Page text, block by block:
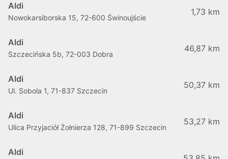
Aldi
Nowokarsiborska 15, 72-600 Świnoujście
1,73 km
Aldi
Szczecińska 5b, 72-003 Dobra
46,87 km
Aldi
Ul. Sobola 1, 71-837 Szczecin
50,37 km
Aldi
Ulica Przyjaciół Żołnierza 128, 71-899 Szczecin
53,27 km
Aldi